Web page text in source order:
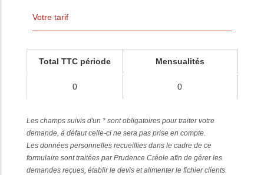
Votre tarif
Total TTC période Mensualités
0 0
Les champs suivis d'un * sont obligatoires pour traiter votre
demande, à défaut celle-ci ne sera pas prise en compte.
Les données personnelles recueillies dans le cadre de ce
formulaire sont traitées par Prudence Créole afin de gérer les
demandes reçues, établir le devis et alimenter le fichier clients.